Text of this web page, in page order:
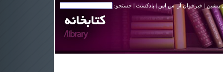
پیشین | خبرخوان آر اس اس|پادکست | جستجو: